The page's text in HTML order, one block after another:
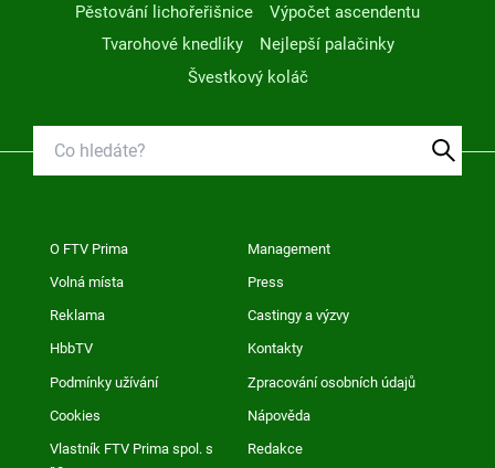
Pěstování lichořeřišnice
Výpočet ascendentu
Tvarohové knedlíky
Nejlepší palačinky
Švestkový koláč
O FTV Prima Management
Volná místa Press
Reklama Castingy a výzvy
HbbTV Kontakty
Podmínky užívání Zpracování osobních údajů
Cookies Nápověda
Vlastník FTV Prima spol. s
Redakce